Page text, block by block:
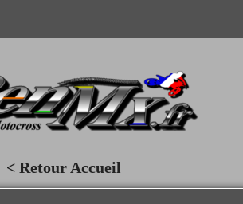
< Retour Accueil